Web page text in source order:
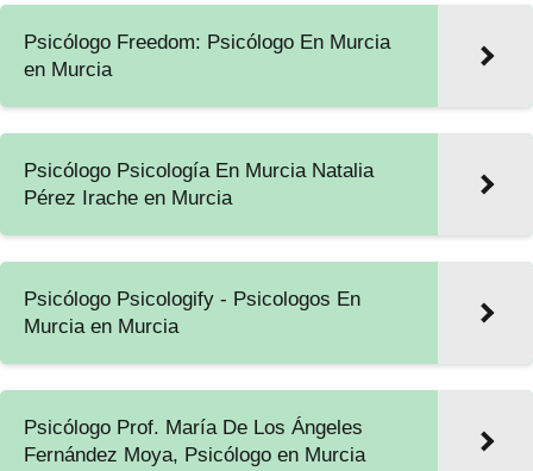
Psicólogo Freedom: Psicólogo En Murcia
en Murcia
Psicólogo Psicología En Murcia Natalia
Pérez Irache en Murcia
Psicólogo Psicologify - Psicologos En
Murcia en Murcia
Psicólogo Prof. María De Los Ángeles
Fernández Moya, Psicólogo en Murcia